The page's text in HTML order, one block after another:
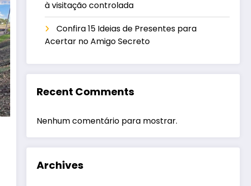
à visitação controlada
Confira 15 Ideias de Presentes para
Acertar no Amigo Secreto
Recent Comments
Nenhum comentário para mostrar.
Archives